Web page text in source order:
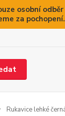
osobní
za pochopení.
Rukavice lehké